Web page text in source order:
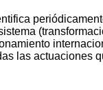
las actuaciones